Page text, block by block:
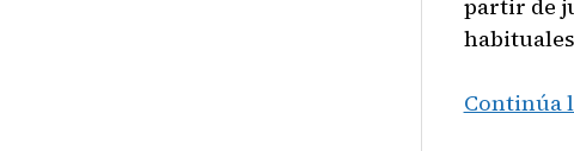
partir de
Continúa